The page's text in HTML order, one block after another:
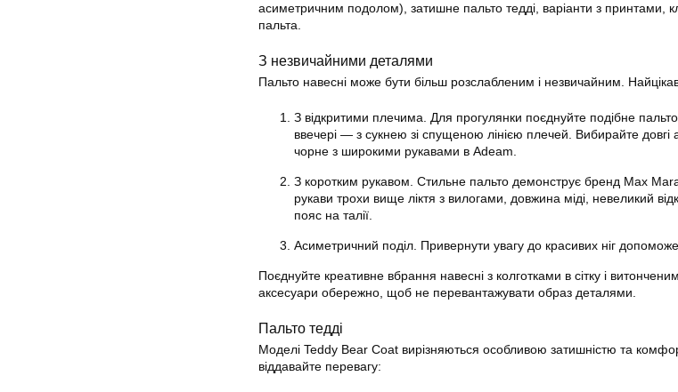
асиметричним подолом), затишне пальто тедді, варіанти з принтами,
пальта.
З незвичайними деталями
Пальто навесні може бути більш розслабленим і незвичайним.
З відкритими плечима. Для прогулянки поєднуйте подібне
ввечері — з сукнею зі спущеною лінією плечей. Вибирайте довгі
чорне з широкими рукавами в Adeam.
З коротким рукавом. Стильне пальто демонструє бренд Max
рукави трохи вище ліктя з вилогами, довжина міді, невеликий
пояс на талії.
Асиметричний поділ. Привернути увагу до красивих ніг
Поєднуйте креативне вбрання навесні з колготками в сітку і
аксесуари обережно, щоб не перевантажувати образ деталями.
Пальто тедді
Моделі Teddy Bear Coat вирізняються особливою затишністю та
віддавайте перевагу: